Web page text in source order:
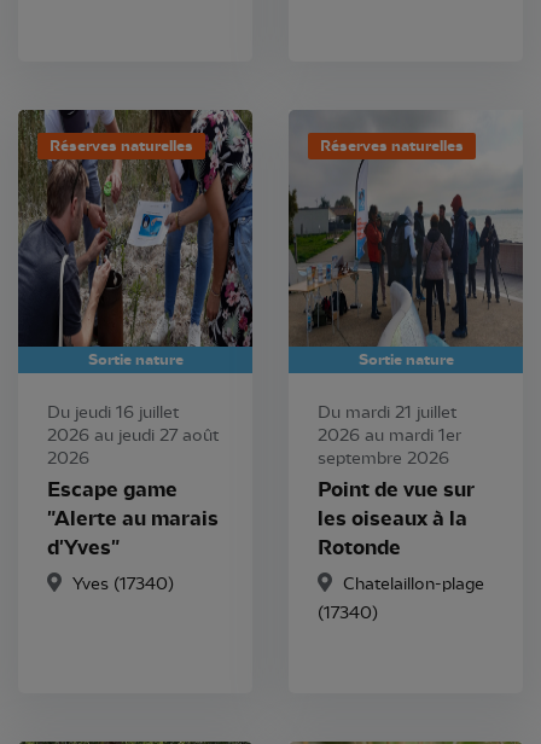
Réserves naturelles
Sortie nature
Du jeudi 16 juillet
2026 au jeudi 27 août
2026
Escape game
"Alerte au marais
d'Yves"
Yves (17340)
Réserves naturelles
Sortie nature
Du mardi 21 juillet
2026 au mardi 1er
septembre 2026
Point de vue sur
les oiseaux à la
Rotonde
Chatelaillon-plage
(17340)